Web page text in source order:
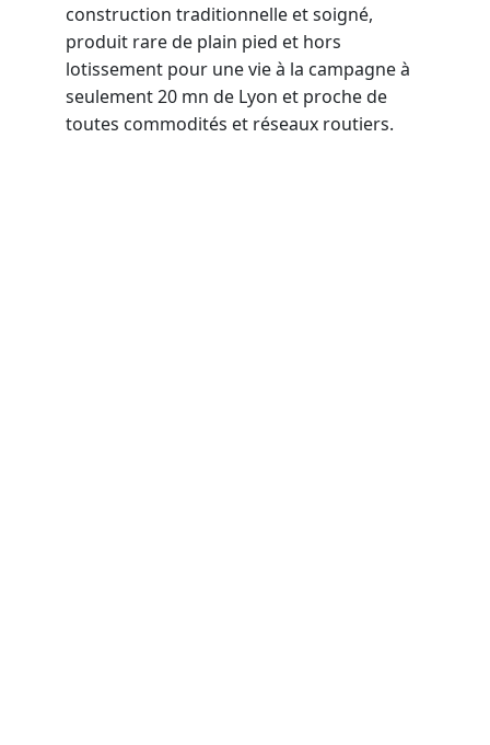
construction traditionnelle et soigné,
produit rare de plain pied et hors
lotissement pour une vie à la campagne à
seulement 20 mn de Lyon et proche de
toutes commodités et réseaux routiers.